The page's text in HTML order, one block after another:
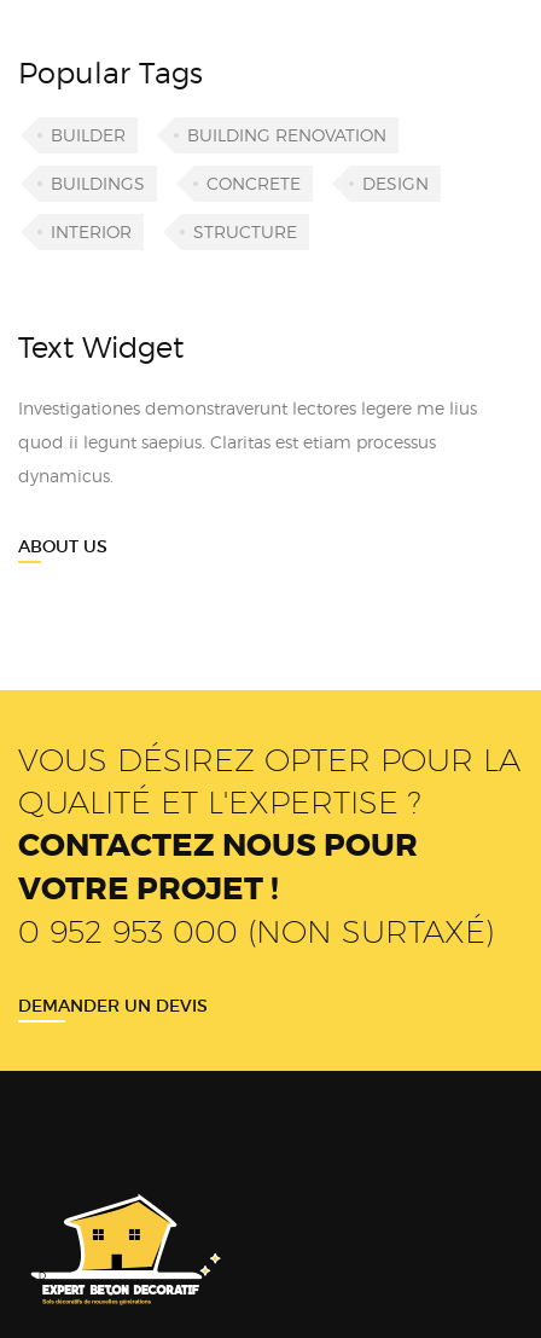
Popular Tags
BUILDER BUILDING RENOVATION
BUILDINGS CONCRETE DESIGN
INTERIOR STRUCTURE
Text Widget
Investigationes demonstraverunt lectores legere me lius
quod ii legunt saepius. Claritas est etiam processus
dynamicus.
ABOUT US
VOUS DÉSIREZ OPTER POUR LA
QUALITÉ ET L'EXPERTISE ?
CONTACTEZ NOUS POUR
VOTRE PROJET !
0 952 953 000 (NON SURTAXÉ)
DEMANDER UN DEVIS